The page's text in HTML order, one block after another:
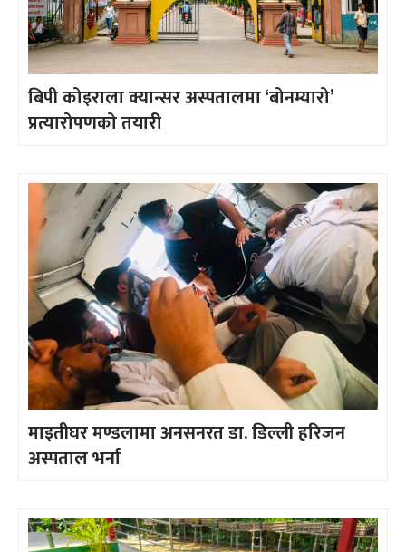
बिपी कोइराला क्यान्सर अस्पतालमा ‘बोनम्यारो’
प्रत्यारोपणको तयारी
माइतीघर मण्डलामा अनसनरत डा. डिल्ली हरिजन
अस्पताल भर्ना